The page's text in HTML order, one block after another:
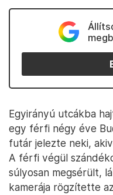
Egyirányú utcákba
egy férfi négy éve
futár jelezte neki,
A férfi végül
súlyosan megsérült,
kamerája rögzítette